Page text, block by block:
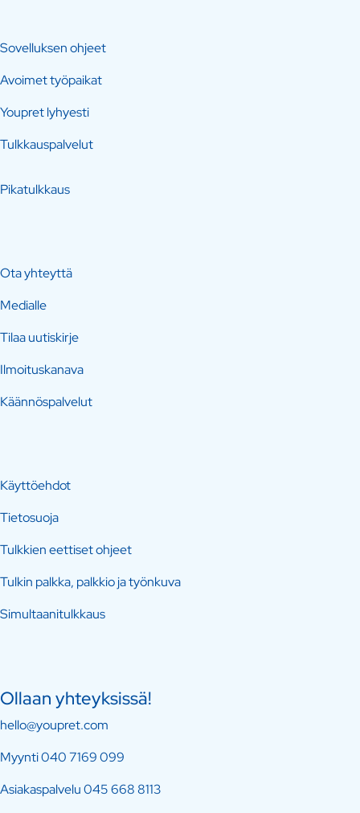
Sovelluksen ohjeet
Avoimet työpaikat
Youpret lyhyesti
Tulkkauspalvelut
Pikatulkkaus
Ota yhteyttä
Medialle
Tilaa uutiskirje
Ilmoituskanava
Käännöspalvelut
Käyttöehdot
Tietosuoja
Tulkkien eettiset ohjeet
Tulkin palkka, palkkio ja työnkuva
Simultaanitulkkaus
Ollaan yhteyksissä!
hello@youpret.com
Myynti040 7169 099
Asiakaspalvelu045 668 8113